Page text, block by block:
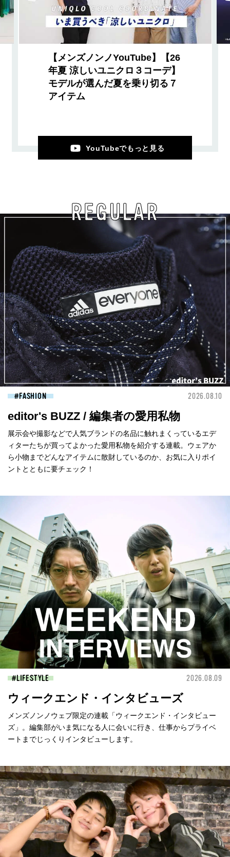
【メンズノンノYouTube】【26
年夏 涼しいユニクロ３コーデ】
モデルが選んだ夏を乗り切る７
アイテム
YouTubeでもっと見る
REGULAR
FASHION 2026.08.10
editor's BUZZ / 編集者の愛用私物
展示会や撮影などで人気ブランドの名品に触れまくっているエデ
ィターたちが買ってよかった愛用私物を紹介する連載。ウェアか
ら小物までどんなアイテムに散財しているのか、お気に入りポイ
ントとともに要チェック！
LIFESTYLE 2026.08.09
ウィークエンド・インタビューズ
メンズノンノウェブ限定の連載「ウィークエンド・インタビュー
ズ」。編集部がいま気になる人に会いに行き、仕事からプライベ
ートまでじっくりインタビューします。